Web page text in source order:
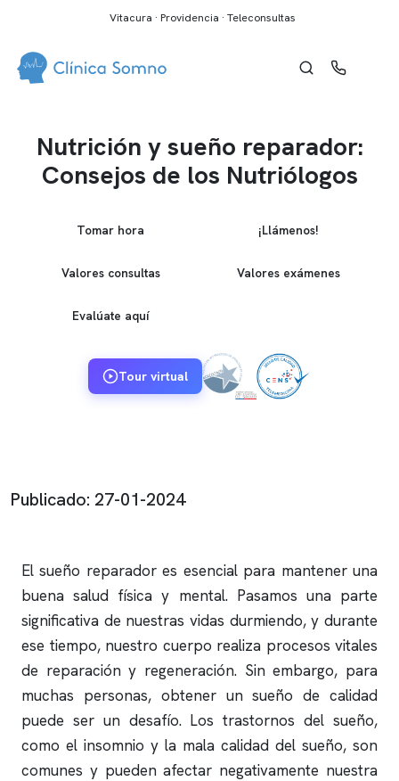
Vitacura · Providencia · Teleconsultas
Nutrición y sueño reparador:
Consejos de los Nutriólogos
Tomar hora ¡Llámenos!
Valores consultas Valores exámenes
Evalúate aquí
Tour virtual
Publicado: 27-01-2024
El sueño reparador es esencial para mantener una
buena salud física y mental. Pasamos una parte
significativa de nuestras vidas durmiendo, y durante
ese tiempo, nuestro cuerpo realiza procesos vitales
de reparación y regeneración. Sin embargo, para
muchas personas, obtener un sueño de calidad
puede ser un desafío. Los trastornos del sueño,
como el insomnio y la mala calidad del sueño, son
comunes y pueden afectar negativamente nuestra